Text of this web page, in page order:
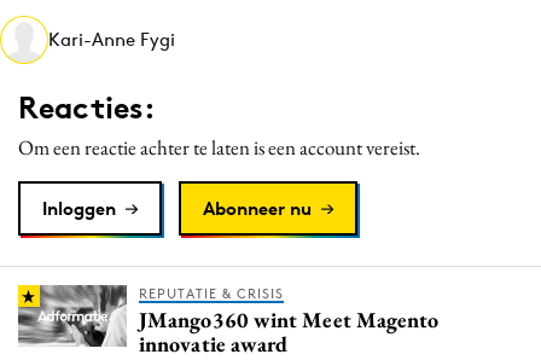
Interne communicatie
Martech
Merkstrategie
PR
Programmatic
Purpose Marketing
Reputatie & crisis
Kari-Anne Fygi
Reacties:
Om een reactie achter te laten is een account vereist.
Inloggen Abonneer nu
REPUTATIE & CRISIS
JMango360 wint Meet Magento
innovatie award